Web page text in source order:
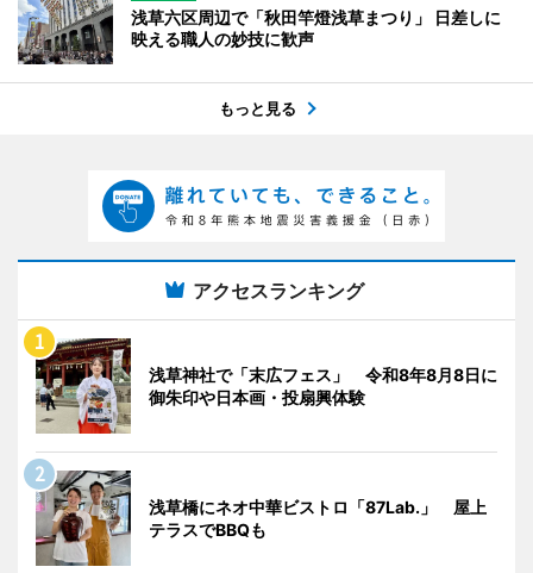
浅草六区周辺で「秋田竿燈浅草まつり」 日差しに
映える職人の妙技に歓声
もっと見る
アクセスランキング
浅草神社で「末広フェス」 令和8年8月8日に
御朱印や日本画・投扇興体験
浅草橋にネオ中華ビストロ「87Lab.」 屋上
テラスでBBQも